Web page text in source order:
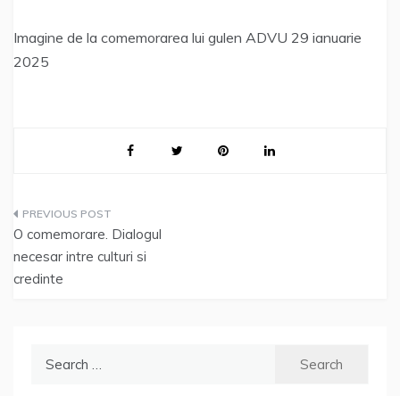
Imagine de la comemorarea lui gulen ADVU 29 ianuarie
2025
Post
navigation
O comemorare. Dialogul
necesar intre culturi si
credinte